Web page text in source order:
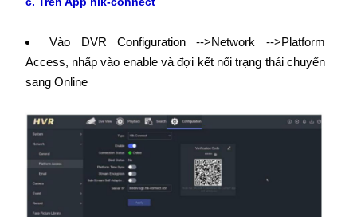
Vào DVR Configuration -->Network -->Platform
Access, nhấp vào enable và đợi kết nối trạng thái chuyển
sang Online